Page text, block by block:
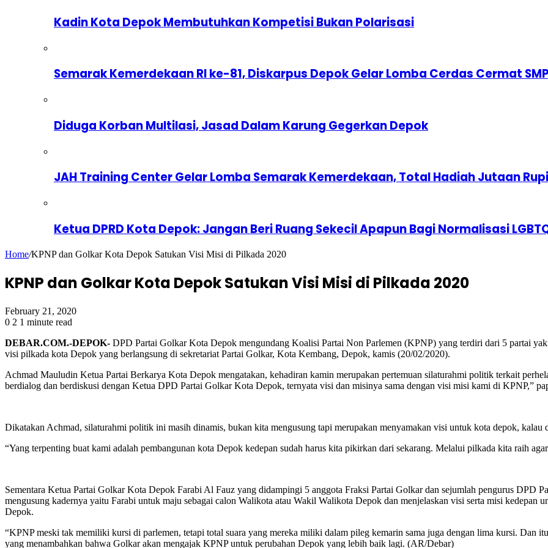
Kadin Kota Depok Membutuhkan Kompetisi Bukan Polarisasi
Semarak Kemerdekaan RI ke-81, Diskarpus Depok Gelar Lomba Cerdas Cermat
Diduga Korban Multilasi, Jasad Dalam Karung Gegerkan Depok
JAH Training Center Gelar Lomba Semarak Kemerdekaan, Total Hadiah Jutaan
Ketua DPRD Kota Depok: Jangan Beri Ruang Sekecil Apapun Bagi Normalisasi
Home/KPNP dan Golkar Kota Depok Satukan Visi Misi di Pilkada 2020
KPNP dan Golkar Kota Depok Satukan Visi Misi di Pilkada 2020
February 21, 2020
0 2 1 minute read
DEBAR.COM.-DEPOK- DPD Partai Golkar Kota Depok mengundang Koalisi Partai Non Parlemen (KPNP) yang terdiri dari 5 partai
visi pilkada kota Depok yang berlangsung di sekretariat Partai Golkar, Kota Kembang, Depok, kamis (20/02/2020).
Achmad Mauludin Ketua Partai Berkarya Kota Depok mengatakan, kehadiran kamin merupakan pertemuan silaturahmi politik terkait
berdialog dan berdiskusi dengan Ketua DPD Partai Golkar Kota Depok, ternyata visi dan misinya sama dengan visi misi kami di KPNP,”
Dikatakan Achmad, silaturahmi politik ini masih dinamis, bukan kita mengusung tapi merupakan menyamakan visi untuk kota depok, kalau
“Yang terpenting buat kami adalah pembangunan kota Depok kedepan sudah harus kita pikirkan dari sekarang. Melalui pilkada kita raih
Sementara Ketua Partai Golkar Kota Depok Farabi Al Fauz yang didampingi 5 anggota Fraksi Partai Golkar dan sejumlah pengurus DPD
mengusung kadernya yaitu Farabi untuk maju sebagai calon Walikota atau Wakil Walikota Depok dan menjelaskan visi serta misi kedepan
Depok.
“KPNP meski tak memiliki kursi di parlemen, tetapi total suara yang mereka miliki dalam pileg kemarin sama juga dengan lima kursi. Dan
yang menambahkan bahwa Golkar akan mengajak KPNP untuk perubahan Depok yang lebih baik lagi. (AR/Debar)